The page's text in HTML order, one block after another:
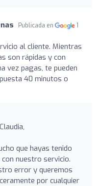
Publicada en
1
al cliente. Mientras
son rápidas y con
vez pagas, te pueden
40 minutos o
que hayas tenido
nuestro servicio.
error y queremos
por cualquier